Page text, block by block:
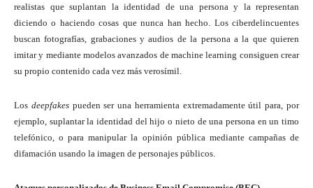
realistas que suplantan la identidad de una persona y la representan
diciendo o haciendo cosas que nunca han hecho. Los ciberdelincuentes
buscan fotografías, grabaciones y audios de la persona a la que quieren
imitar y mediante modelos avanzados de machine learning consiguen crear
su propio contenido cada vez más verosímil.
Los deepfakespueden ser una herramienta extremadamente útil para, por
ejemplo, suplantar la identidad del hijo o nieto de una persona en un timo
telefónico, o para manipular la opinión pública mediante campañas de
difamación usando la imagen de personajes públicos.